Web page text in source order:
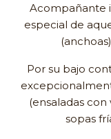
Acompañante
especial de
Por su bajo
(ensaladas
sopas